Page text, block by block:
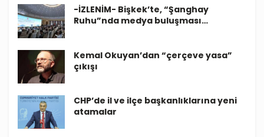
-İZLENİM- Bişkek’te, “Şanghay
Ruhu”nda medya buluşması…
Kemal Okuyan’dan “çerçeve yasa”
çıkışı
CHP’de il ve ilçe başkanlıklarına yeni
atamalar